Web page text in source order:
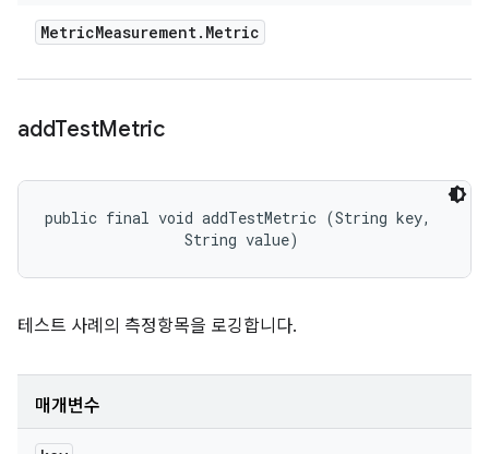
MetricMeasurement. Metric
addTestMetric
public final void addTestMetric (String key,
                String value)
테스트 사례의 측정항목을 로깅합니다.
매개변수